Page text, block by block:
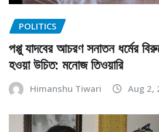
POLITICS
পপ্পু যাদবের আচরণ সনাতন ধর্মের
হওয়া উচিত: মনোজ তিওয়ারি
Himanshu Tiwari Aug 2,